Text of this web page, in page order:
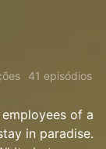
41 episódios
of a
in paradise.